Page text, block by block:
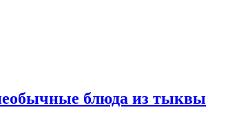
блюда из тыквы